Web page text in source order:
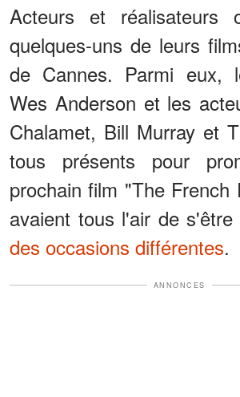
Acteurs et réalisateurs
quelques-uns de leurs
de Cannes. Parmi eux,
Wes Anderson et les
Chalamet, Bill Murray et
tous présents pour
prochain film "The French
avaient tous l'air de s'être
des occasions différentes.
ANNONCES